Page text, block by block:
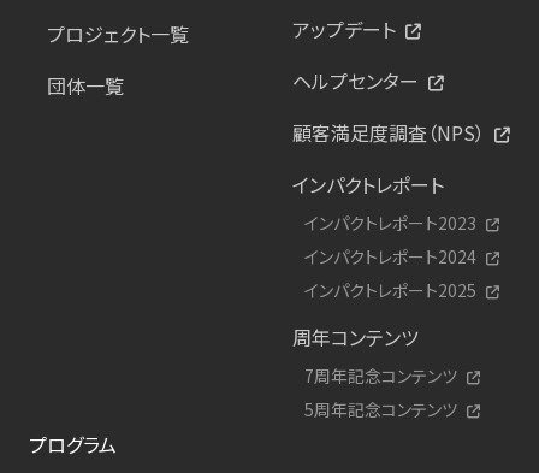
プロジェクト一覧
団体一覧
アップデート
ヘルプセンター
顧客満足度調査（NPS）
インパクトレポート
インパクトレポート2023
インパクトレポート2024
インパクトレポート2025
周年コンテンツ
7周年記念コンテンツ
5周年記念コンテンツ
プログラム